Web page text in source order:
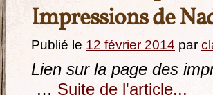
Impressions de
Publié le 12 février 2014 par
Lien sur la page des
… Suite de l'article...